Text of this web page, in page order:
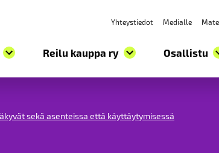
Yhteystiedot Medialle
Reilu kauppa ry Osallistu
sekä asenteissa että käyttäytymisessä